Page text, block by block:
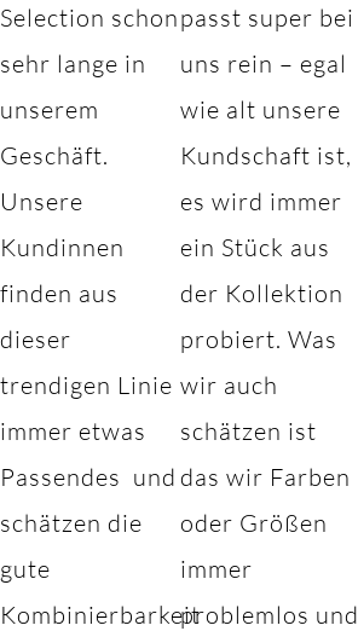
Selection schon
sehr lange in
unserem
Geschäft.
Unsere
Kundinnen
finden aus
dieser
trendigen Linie
immer etwas
Passendes und
schätzen die
gute
Kombinierbarkeit
passt super bei
uns rein – egal
wie alt unsere
Kundschaft ist,
es wird immer
ein Stück aus
der Kollektion
probiert. Was
wir auch
schätzen ist
das wir Farben
oder Größen
immer
problemlos und